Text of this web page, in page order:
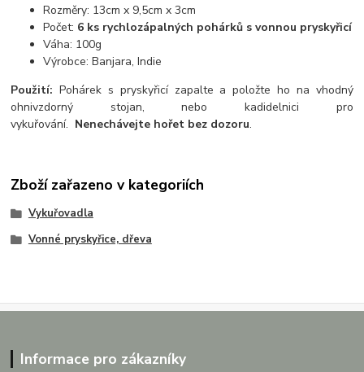
Rozměry: 13cm x 9,5cm x 3cm
Počet: 6 ks rychlozápalných pohárků s vonnou pryskyřicí
Váha: 100g
Výrobce: Banjara, Indie
Použití: Pohárek s pryskyřicí zapalte a položte ho na vhodný
ohnivzdorný stojan, nebo kadidelnici pro
vykuřování. Nenechávejte hořet bez dozoru.
Zboží zařazeno v kategoriích
Vykuřovadla
Vonné pryskyřice, dřeva
Informace pro zákazníky